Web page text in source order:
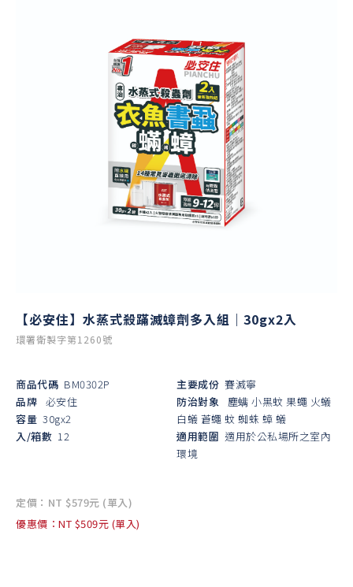
【必安住】水蒸式殺蹣滅蟑劑多入組｜30gx2入
環署衛製字第1260號
商品代碼 BM0302P
品牌 必安住
容量 30gx2
入/箱數 12
主要成份 賽滅寧
防治對象
塵螨 小黑蚊 果蠅 火蟻
白蟻 蒼蠅 蚊 蜘蛛 蟑 蟻
適用範圍 適用於公私場所之室內
環境
定價：NT $579元 (單入)
優惠價：NT $509元 (單入)